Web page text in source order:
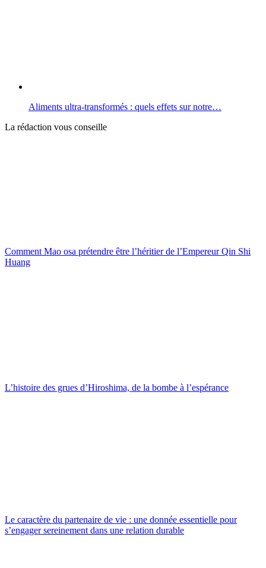
Aliments ultra-transformés : quels effets sur notre…
La rédaction vous conseille
Comment Mao osa prétendre être l’héritier de l’Empereur Qin Shi
Huang
L’histoire des grues d’Hiroshima, de la bombe à l’espérance
Le caractère du partenaire de vie : une donnée essentielle pour
s’engager sereinement dans une relation durable